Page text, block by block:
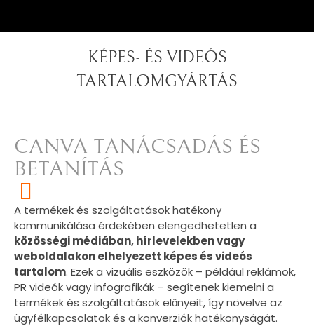
KÉPES- ÉS VIDEÓS
TARTALOMGYÁRTÁS
CANVA TANÁCSADÁS ÉS
BETANÍTÁS
A termékek és szolgáltatások hatékony
kommunikálása érdekében elengedhetetlen a
közösségi médiában, hírlevelekben vagy
weboldalakon elhelyezett képes és videós
tartalom. Ezek a vizuális eszközök – például reklámok,
PR videók vagy infografikák – segítenek kiemelni a
termékek és szolgáltatások előnyeit, így növelve az
ügyfélkapcsolatok és a konverziók hatékonyságát.